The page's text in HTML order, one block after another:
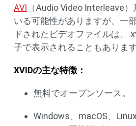
AVI （Audio Video Interleave
いる可能性がありますが、一
ドされたビデオファイルは、
子で表示されることもあります
XVIDの主な特徴：
無料でオープンソース。
Windows、macOS、